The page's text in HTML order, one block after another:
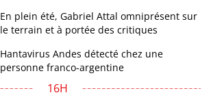
En plein été, Gabriel Attal omniprésent sur
le terrain et à portée des critiques
Hantavirus Andes détecté chez une
personne franco-argentine
16H